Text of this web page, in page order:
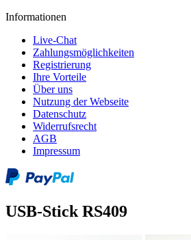
Informationen
Live-Chat
Zahlungsmöglichkeiten
Registrierung
Ihre Vorteile
Über uns
Nutzung der Webseite
Datenschutz
Widerrufsrecht
AGB
Impressum
USB-Stick RS409